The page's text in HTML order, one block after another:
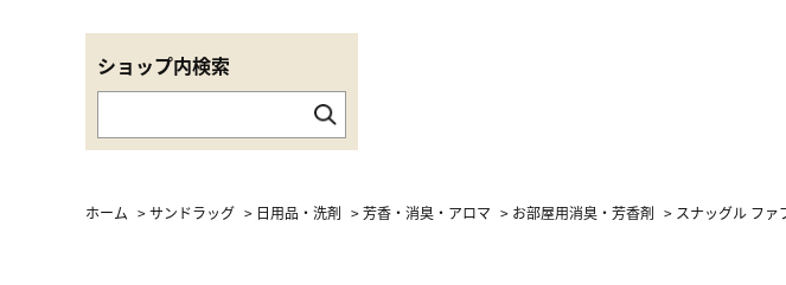
ショップ内検索
ホーム >サンドラッグ > 日用品・洗剤 >芳香・消臭・アロマ > お部屋用消臭・芳香剤 > スナッグル フ